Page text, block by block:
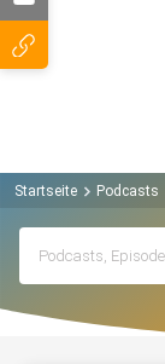
Startseite Podcasts